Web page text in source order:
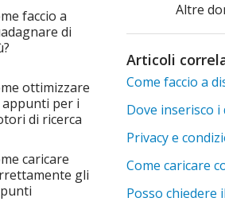
faccio a
di
ottimizzare
appunti per i
di ricerca
caricare
gli
Altre
Articoli
Come faccio a
Dove inserisco
Privacy e
Come caricare
Posso chiedere